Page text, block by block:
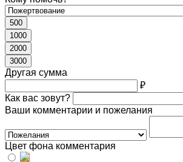
500
1000
2000
3000
Другая сумма
₽
Как вас зовут?
Ваши комментарии и пожелания
Цвет фона комментария